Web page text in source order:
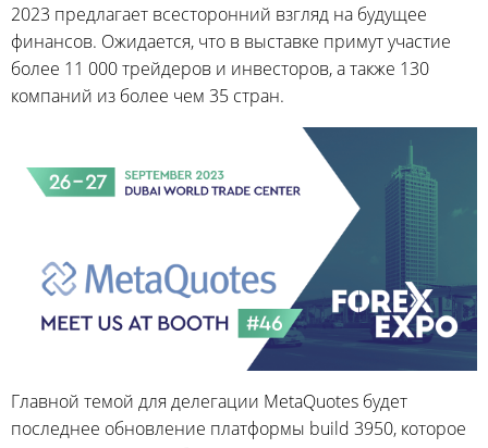
2023 предлагает всесторонний взгляд на будущее
финансов. Ожидается, что в выставке примут участие
более 11 000 трейдеров и инвесторов, а также 130
компаний из более чем 35 стран.
Главной темой для делегации MetaQuotes будет
последнее обновление платформы build 3950, которое